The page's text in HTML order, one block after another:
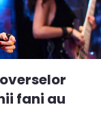
fani au